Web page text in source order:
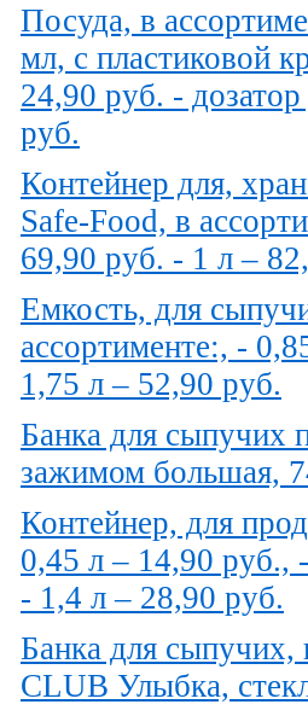
Посуда, в
мл, с пластиковой
24,90 руб. -
руб.
Контейнер для,
Safe-Food, в
69,90 руб. - 1 л –
Емкость, для
ассортименте:, -
1,75 л – 52,90 руб.
Банка для сыпучих
зажимом большая,
Контейнер, для
0,45 л – 14,90 руб.,
- 1,4 л – 28,90 руб.
Банка для
CLUB Улыбка,